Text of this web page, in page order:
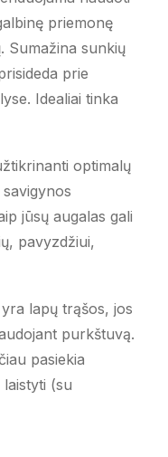
priemonę
Sumažina sunkių
prie
Idealiai tinka
optimalų
jūsų augalas gali
pavyzdžiui,
lapų trąšos, jos
purkštuvą.
pasiekia
laistyti (su